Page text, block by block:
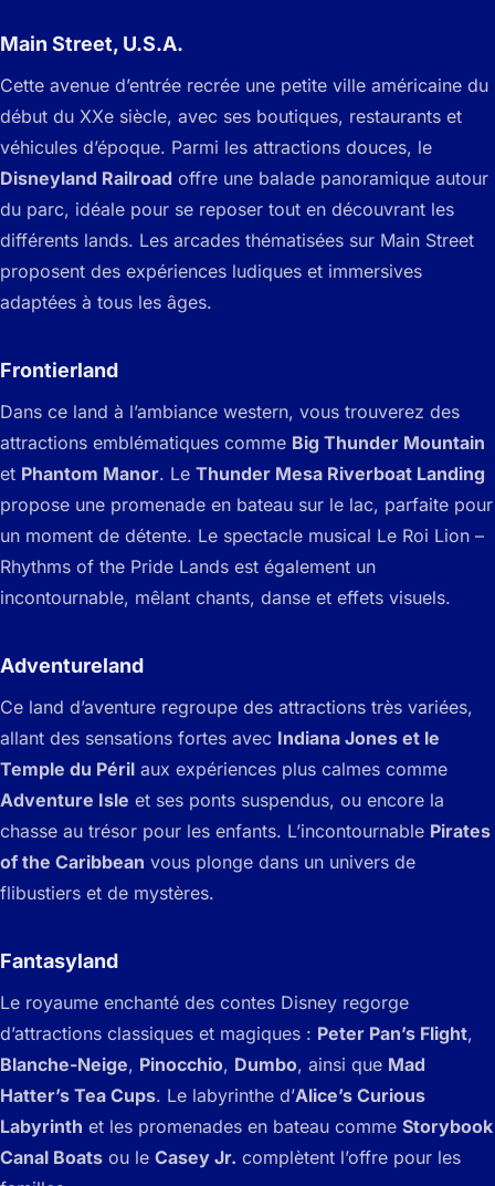
Main Street, U.S.A.
Cette avenue d’entrée recrée une petite ville américaine du
début du XXe siècle, avec ses boutiques, restaurants et
véhicules d’époque. Parmi les attractions douces, le
Disneyland Railroad offre une balade panoramique autour
du parc, idéale pour se reposer tout en découvrant les
différents lands. Les arcades thématisées sur Main Street
proposent des expériences ludiques et immersives
adaptées à tous les âges.
Frontierland
Dans ce land à l’ambiance western, vous trouverez des
attractions emblématiques comme Big Thunder Mountain
et Phantom Manor. Le Thunder Mesa Riverboat Landing
propose une promenade en bateau sur le lac, parfaite pour
un moment de détente. Le spectacle musical Le Roi Lion –
Rhythms of the Pride Lands est également un
incontournable, mêlant chants, danse et effets visuels.
Adventureland
Ce land d’aventure regroupe des attractions très variées,
allant des sensations fortes avec Indiana Jones et le
Temple du Péril aux expériences plus calmes comme
Adventure Isle et ses ponts suspendus, ou encore la
chasse au trésor pour les enfants. L’incontournable Pirates
of the Caribbean vous plonge dans un univers de
flibustiers et de mystères.
Fantasyland
Le royaume enchanté des contes Disney regorge
d’attractions classiques et magiques : Peter Pan’s Flight,
Blanche-Neige, Pinocchio, Dumbo, ainsi que Mad
Hatter’s Tea Cups. Le labyrinthe d’Alice’s Curious
Labyrinth et les promenades en bateau comme Storybook
Canal Boats ou le Casey Jr. complètent l’offre pour les